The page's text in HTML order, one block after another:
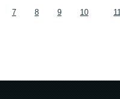
7 8 9 10